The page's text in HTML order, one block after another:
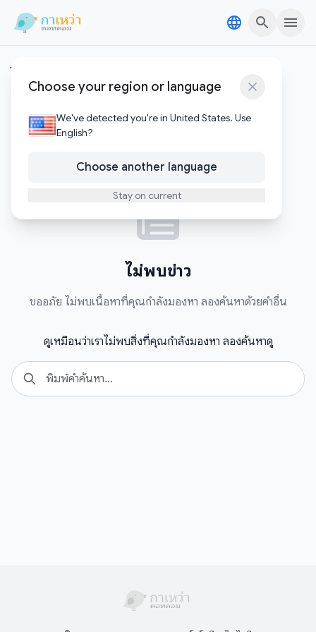
Choose your region or language
We've detected you're in United States. Use
English?
Choose another language
Stay on current
ไปเมืองนอก
บทความ
ไม่พบข่าว
ขออภัย ไม่พบเนื้อหาที่คุณกำลังมองหา ลองค้นหาด้วยคำอื่น
ดูเหมือนว่าเราไม่พบสิ่งที่คุณกำลังมองหา ลองค้นหาดู
Search
for: